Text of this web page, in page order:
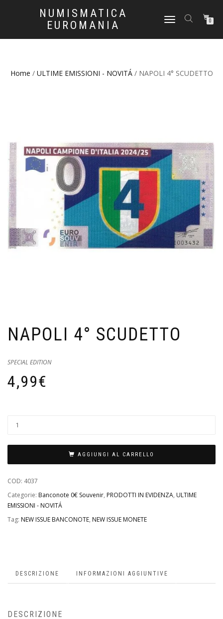
NUMISMATICA
EUROMANIA
NAVIGAZIONE
0
Home / ULTIME EMISSIONI - NOVITÁ/ NAPOLI 4° SCUDETTO
NAPOLI 4° SCUDETTO
SPECIAL EDITION
4,99€
AGGIUNGI AL CARRELLO
COD: 4037
Categorie: Banconote 0€ Souvenir, PRODOTTI IN EVIDENZA, ULTIME
EMISSIONI - NOVITÁ
Tag: NEW ISSUE BANCONOTE, NEW ISSUE MONETE
DESCRIZIONE INFORMAZIONI AGGIUNTIVE
DESCRIZIONE